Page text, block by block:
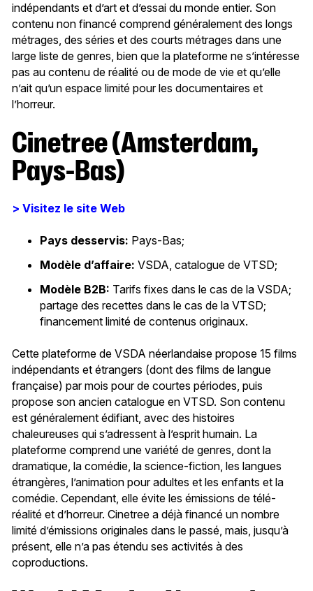
indépendants et d’art et d’essai du monde entier. Son
contenu non financé comprend généralement des longs
métrages, des séries et des courts métrages dans une
large liste de genres, bien que la plateforme ne s’intéresse
pas au contenu de réalité ou de mode de vie et qu’elle
n’ait qu’un espace limité pour les documentaires et
l’horreur.
Cinetree (Amsterdam,
Pays-Bas)
> Visitez le site Web
Pays desservis: Pays-Bas;
Modèle d’affaire: VSDA, catalogue de VTSD;
Modèle B2B: Tarifs fixes dans le cas de la VSDA;
partage des recettes dans le cas de la VTSD;
financement limité de contenus originaux.
Cette plateforme de VSDA néerlandaise propose 15 films
indépendants et étrangers (dont des films de langue
française) par mois pour de courtes périodes, puis
propose son ancien catalogue en VTSD. Son contenu
est généralement édifiant, avec des histoires
chaleureuses qui s’adressent à l’esprit humain. La
plateforme comprend une variété de genres, dont la
dramatique, la comédie, la science-fiction, les langues
étrangères, l’animation pour adultes et les enfants et la
comédie. Cependant, elle évite les émissions de télé-
réalité et d’horreur. Cinetree a déjà financé un nombre
limité d’émissions originales dans le passé, mais, jusqu’à
présent, elle n’a pas étendu ses activités à des
coproductions.